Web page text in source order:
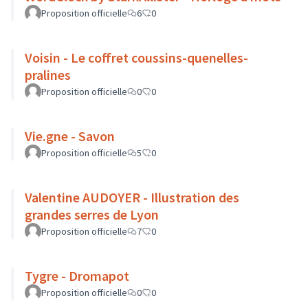
Proposition officielle 6 0
Voisin - Le coffret coussins-quenelles-
pralines
Proposition officielle 0 0
Vie.gne - Savon
Proposition officielle 5 0
Valentine AUDOYER - Illustration des
grandes serres de Lyon
Proposition officielle 7 0
Tygre - Dromapot
Proposition officielle 0 0